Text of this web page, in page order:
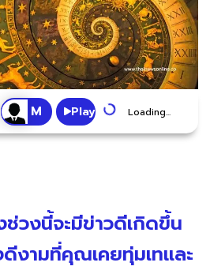
Play Loading...
วงนี้จะมีข่าวดีเกิดขึ้น
งามที่คุณเคยทุ่มเทและ